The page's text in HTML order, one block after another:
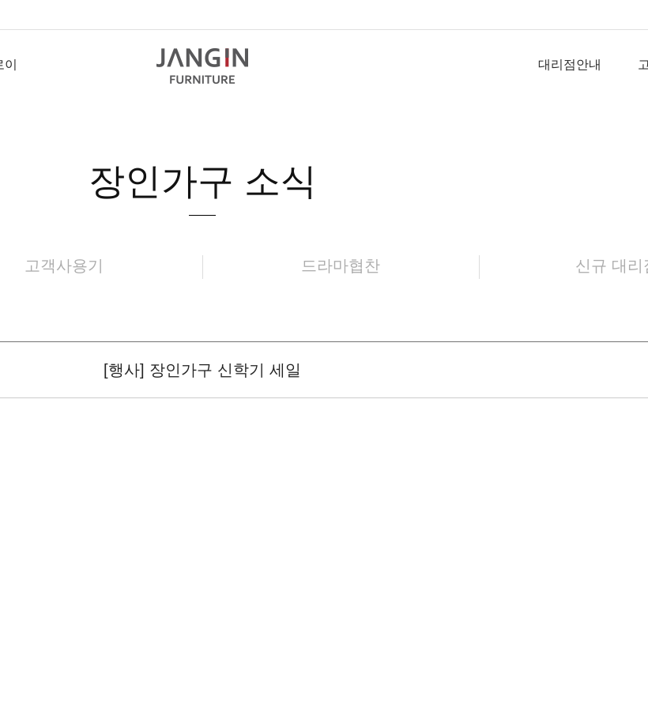
대리점안내
장인가구 소식
고객사용기 드라마협찬 신규 대리
[행사] 장인가구 신학기 세일